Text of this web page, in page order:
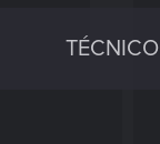
TÉCNICO